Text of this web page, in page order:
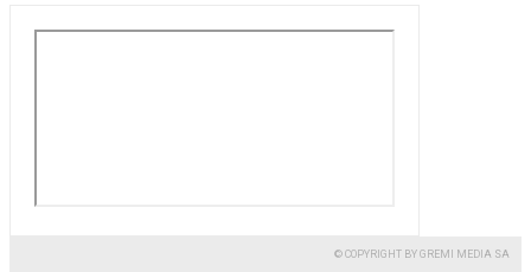
© COPYRIGHT BY GREMI MEDIA SA